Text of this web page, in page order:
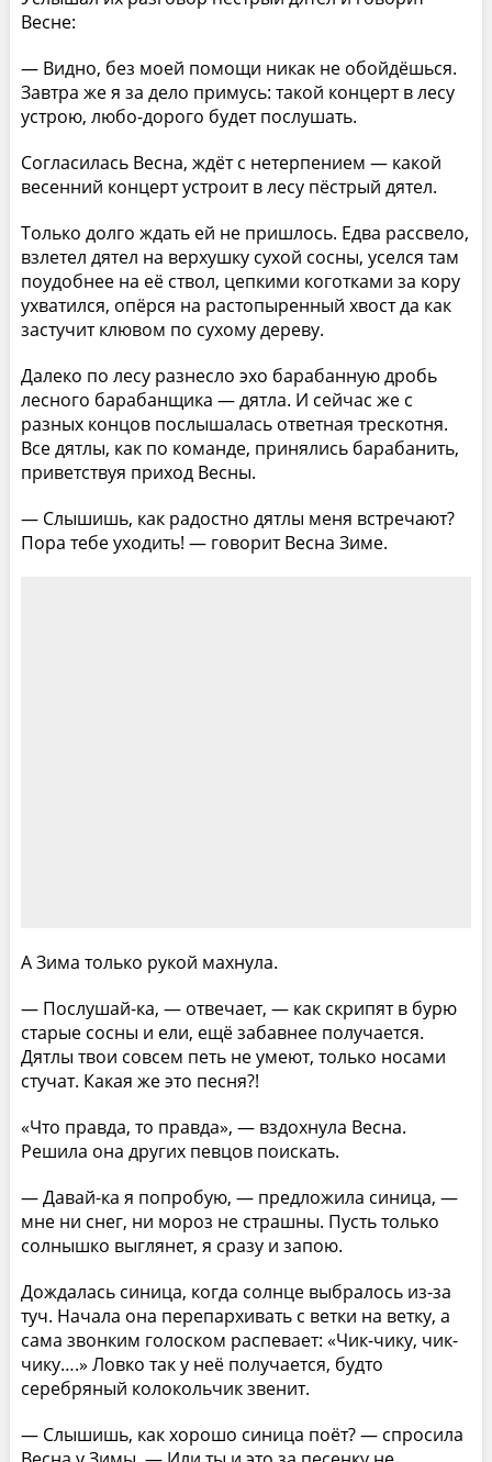
Весне:
— Видно, без моей помощи никак не обойдёшься.
Завтра же я за дело примусь: такой концерт в лесу
устрою, любо-дорого будет послушать.
Согласилась Весна, ждёт с нетерпением — какой
весенний концерт устроит в лесу пёстрый дятел.
Только долго ждать ей не пришлось. Едва рассвело,
взлетел дятел на верхушку сухой сосны, уселся там
поудобнее на её ствол, цепкими коготками за кору
ухватился, опёрся на растопыренный хвост да как
застучит клювом по сухому дереву.
Далеко по лесу разнесло эхо барабанную дробь
лесного барабанщика — дятла. И сейчас же с
разных концов послышалась ответная трескотня.
Все дятлы, как по команде, принялись барабанить,
приветствуя приход Весны.
— Слышишь, как радостно дятлы меня встречают?
Пора тебе уходить! — говорит Весна Зиме.
А Зима только рукой махнула.
— Послушай-ка, — отвечает, — как скрипят в бурю
старые сосны и ели, ещё забавнее получается.
Дятлы твои совсем петь не умеют, только носами
стучат. Какая же это песня?!
«Что правда, то правда», — вздохнула Весна.
Решила она других певцов поискать.
— Давай-ка я попробую, — предложила синица, —
мне ни снег, ни мороз не страшны. Пусть только
солнышко выглянет, я сразу и запою.
Дождалась синица, когда солнце выбралось из-за
туч. Начала она перепархивать с ветки на ветку, а
сама звонким голоском распевает: «Чик-чику, чик-
чику….» Ловко так у неё получается, будто
серебряный колокольчик звенит.
— Слышишь, как хорошо синица поёт? — спросила